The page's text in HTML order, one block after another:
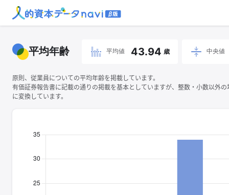
平均年齢 平均値 43.94 歳 中央値
原則、従業員についての平均年齢を掲載しています。
有価証券報告書に記載の通りの掲載を基本としていますが、整数・小数以外
に変換しています。